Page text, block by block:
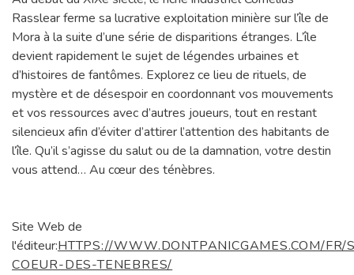
Rasslear ferme sa lucrative exploitation minière sur l’île de
Mora à la suite d’une série de disparitions étranges. L’île
devient rapidement le sujet de légendes urbaines et
d’histoires de fantômes. Explorez ce lieu de rituels, de
mystère et de désespoir en coordonnant vos mouvements
et vos ressources avec d’autres joueurs, tout en restant
silencieux afin d’éviter d’attirer l’attention des habitants de
l’île. Qu’il s’agisse du salut ou de la damnation, votre destin
vous attend… Au cœur des ténèbres.
Site Web de
l'éditeur:HTTPS://WWW.DONTPANICGAMES.COM/FR/
COEUR-DES-TENEBRES/